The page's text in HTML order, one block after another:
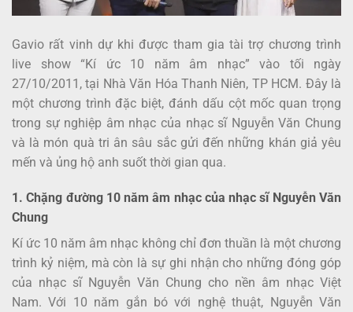
Gavio rất vinh dự khi được tham gia tài trợ chương trình
live show “Kí ức 10 năm âm nhạc” vào tối ngày
27/10/2011, tại Nhà Văn Hóa Thanh Niên, TP HCM. Đây là
một chương trình đặc biệt, đánh dấu cột mốc quan trọng
trong sự nghiệp âm nhạc của nhạc sĩ Nguyễn Văn Chung
và là món quà tri ân sâu sắc gửi đến những khán giả yêu
mến và ủng hộ anh suốt thời gian qua.
1. Chặng đường 10 năm âm nhạc của nhạc sĩ Nguyễn Văn
Chung
Kí ức 10 năm âm nhạc không chỉ đơn thuần là một chương
trình kỷ niệm, mà còn là sự ghi nhận cho những đóng góp
của nhạc sĩ Nguyễn Văn Chung cho nền âm nhạc Việt
Nam. Với 10 năm gắn bó với nghệ thuật, Nguyễn Văn